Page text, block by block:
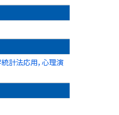
統計法応用，心理演